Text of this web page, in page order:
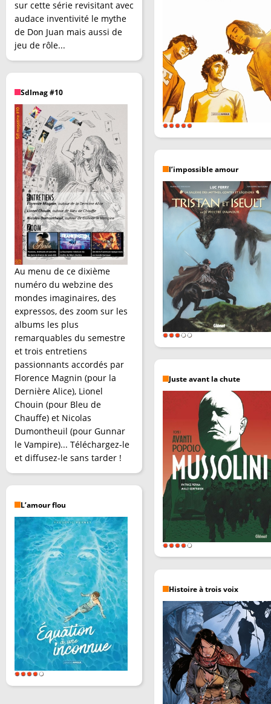
sur cette série revisitant avec
audace inventivité le mythe
de Don Juan mais aussi de
jeu de rôle...
SdImag #10
Au menu de ce dixième
numéro du webzine des
mondes imaginaires, des
expressos, des zoom sur les
albums les plus
remarquables du semestre
et trois entretiens
passionnants accordés par
Florence Magnin (pour la
Dernière Alice), Lionel
Chouin (pour Bleu de
Chauffe) et Nicolas
Dumontheuil (pour Gunnar
le Vampire)... Téléchargez-le
et diffusez-le sans tarder !
L’amour flou
l’impossible amour
Juste avant la chute
Histoire à trois voix